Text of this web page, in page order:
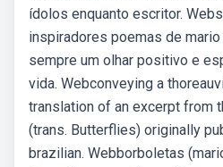
ídolos enquanto escritor.
inspiradores poemas de
sempre um olhar positivo e
vida. Webconveying a
translation of an excerpt from
(trans. Butterflies) originally
brazilian. Webborboletas